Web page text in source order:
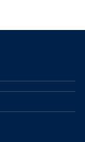
และให้คำแนะนำ
ฟอร์มพันธมิตร
กค้าได้มากขึ้นและ